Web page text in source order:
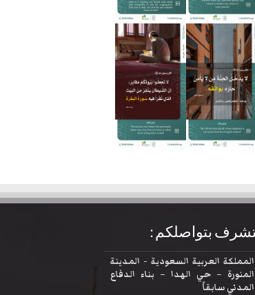
بتواصلكم :
المملكة العربية السعودية - المدينة
المنورة – حي الهدا – بناء الدفاع
المدني سابقاً